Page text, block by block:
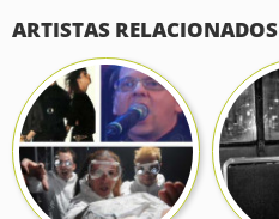
ARTISTAS RELACIONADOS